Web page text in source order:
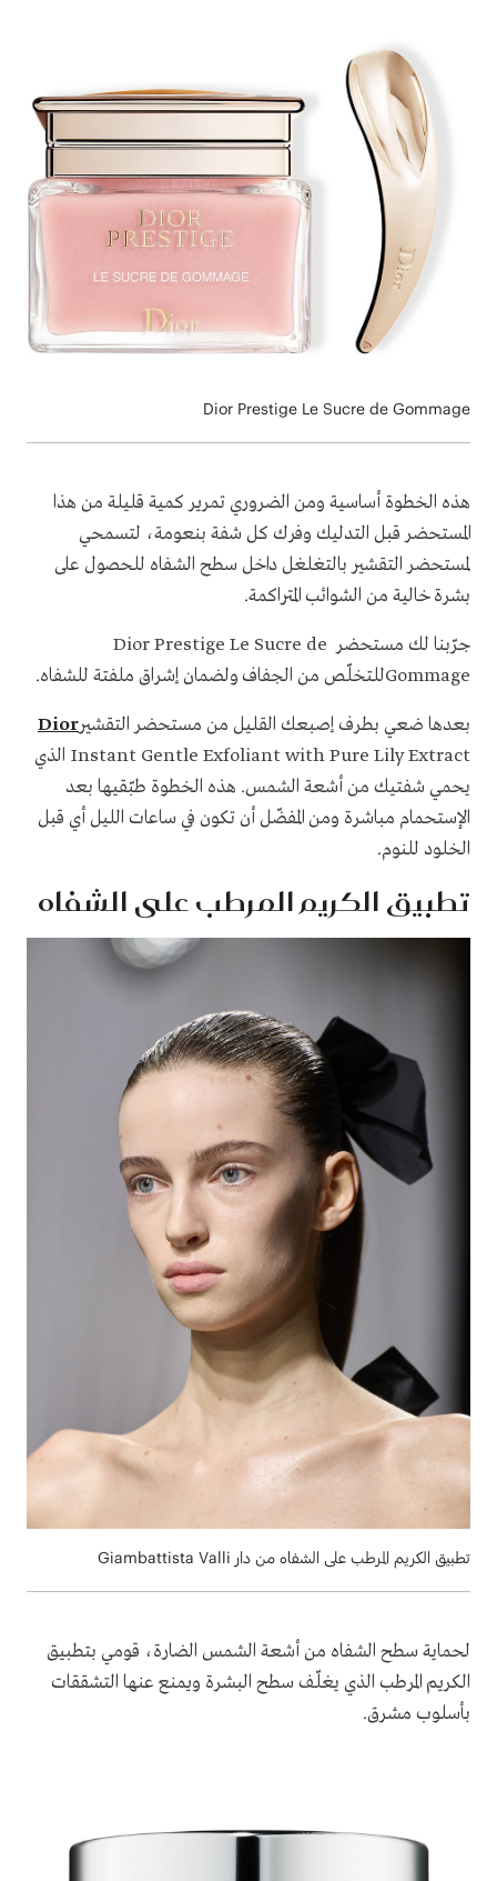
Dior Prestige Le Sucre de Gommage
هذه الخطوة أساسية ومن الضروري تمرير كمية قليلة من هذا
المستحضر قبل التدليك وفرك كل شفة بنعومة، لتسمحي
لمستحضر التقشير بالتغلغل داخل سطح الشفاه للحصول على
بشرة خالية من الشوائب المتراكمة.
جرّبنا لك مستحضر Dior Prestige Le Sucre de
Gommageللتخلّص من الجفاف ولضمان إشراق ملفتة للشفاه.
بعدها ضعي بطرف إصبعك القليل من مستحضر التقشيرDior
Instant Gentle Exfoliant with Pure Lily Extract الذي
يحمي شفتيك من أشعة الشمس. هذه الخطوة طبّقيها بعد
الإستحمام مباشرة ومن المفضّل أن تكون في ساعات الليل أي قبل
الخلود للنوم.
تطبيق الكريم المرطب على الشفاه
تطبيق الكريم المرطب على الشفاه من دار Giambattista Valli
لحماية سطح الشفاه من أشعة الشمس الضارة، قومي بتطبيق
الكريم المرطب الذي يغلّف سطح البشرة ويمنع عنها التشققات
بأسلوب مشرق.